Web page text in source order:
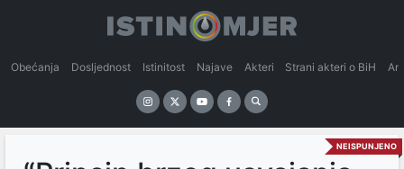
Obećanja Dosljednost Istinitost Najave Akteri Strani akteri o BiH
NEISPUNJENO